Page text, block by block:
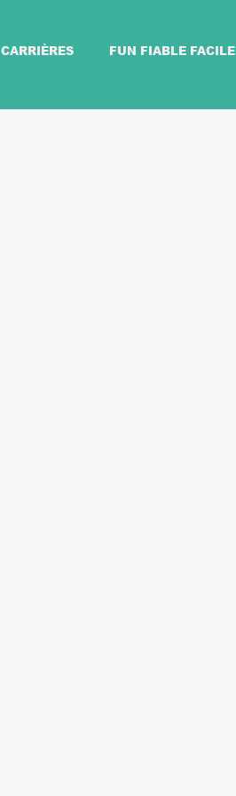
CARRIÈRES FUN FIABLE FACILE